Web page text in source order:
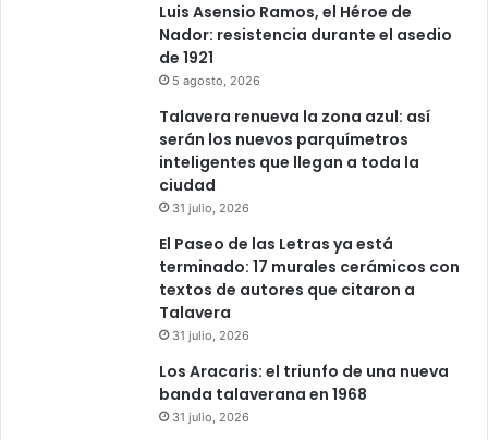
Luis Asensio Ramos, el Héroe de
Nador: resistencia durante el asedio
de 1921
5 agosto, 2026
Talavera renueva la zona azul: así
serán los nuevos parquímetros
inteligentes que llegan a toda la
ciudad
31 julio, 2026
El Paseo de las Letras ya está
terminado: 17 murales cerámicos con
textos de autores que citaron a
Talavera
31 julio, 2026
Los Aracaris: el triunfo de una nueva
banda talaverana en 1968
31 julio, 2026